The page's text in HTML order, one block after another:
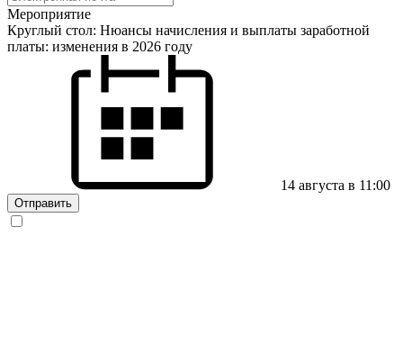
Мероприятие
Круглый стол: Нюансы начисления и выплаты заработной
платы: изменения в 2026 году
14 августа в 11:00
Отправить